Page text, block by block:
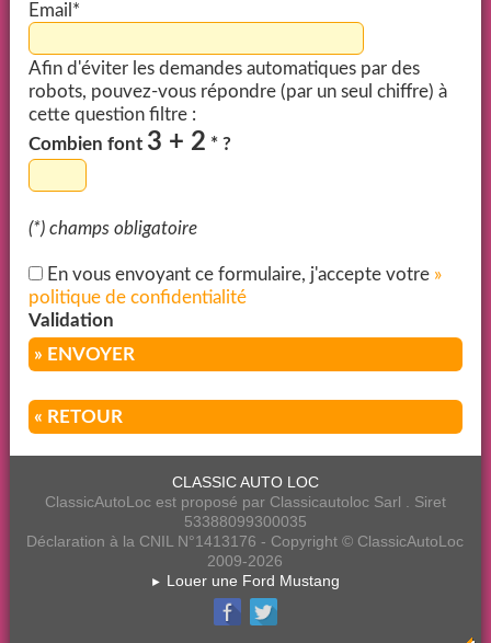
Email*
Afin d'éviter les demandes automatiques par des
robots, pouvez-vous répondre (par un seul chiffre) à
cette question filtre :
Combien font 3 + 2 * ?
(*) champs obligatoire
En vous envoyant ce formulaire, j'accepte votre »
politique de confidentialité
Validation
» ENVOYER
« RETOUR
CLASSIC AUTO LOC
ClassicAutoLoc est proposé par Classicautoloc Sarl . Siret
53388099300035
Déclaration à la CNIL N°1413176 - Copyright © ClassicAutoLoc
2009-2026
► Louer une Ford Mustang